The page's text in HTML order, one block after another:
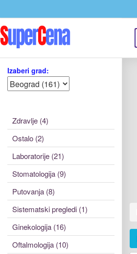
Izaberi grad:
Zdravlje (4)
Ostalo (2)
Laboratorije (21)
Stomatologija (9)
Putovanja (8)
Sistematski pregledi (1)
Ginekologija (16)
Oftalmologija (10)